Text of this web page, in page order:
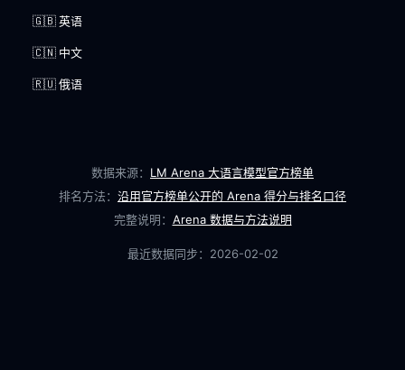
🇬🇧 英语
🇨🇳 中文
🇷🇺 俄语
数据来源： LM Arena 大语言模型官方榜单
排名方法： 沿用官方榜单公开的 Arena 得分与排名口径
完整说明： Arena 数据与方法说明
最近数据同步： 2026-02-02